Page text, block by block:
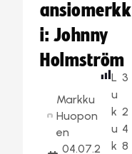
ansiomerkk
i: Johnny
Holmström
Markku
Huopon
en
04.07.2
L
u
k
u
k
3
2
4
8